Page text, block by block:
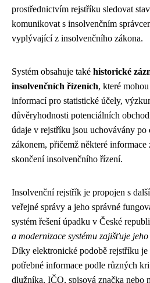
prostřednictvím rejstříku sledovat
komunikovat s insolvenčním
vyplývající z insolvenčního zákona.
Systém obsahuje také historické
insolvenčních řízeních, které
informací pro statistické účely,
důvěryhodnosti potenciálních
údaje v rejstříku jsou uchovávány po
zákonem, přičemž některé
skončení insolvenčního řízení.
Insolvenční rejstřík je propojen s
veřejné správy a jeho správné
systém řešení úpadku v České
a modernizace systému zajišťuje
Díky elektronické podobě rejstříku
potřebné informace podle různých
dlužníka, IČO, spisová značka nebo